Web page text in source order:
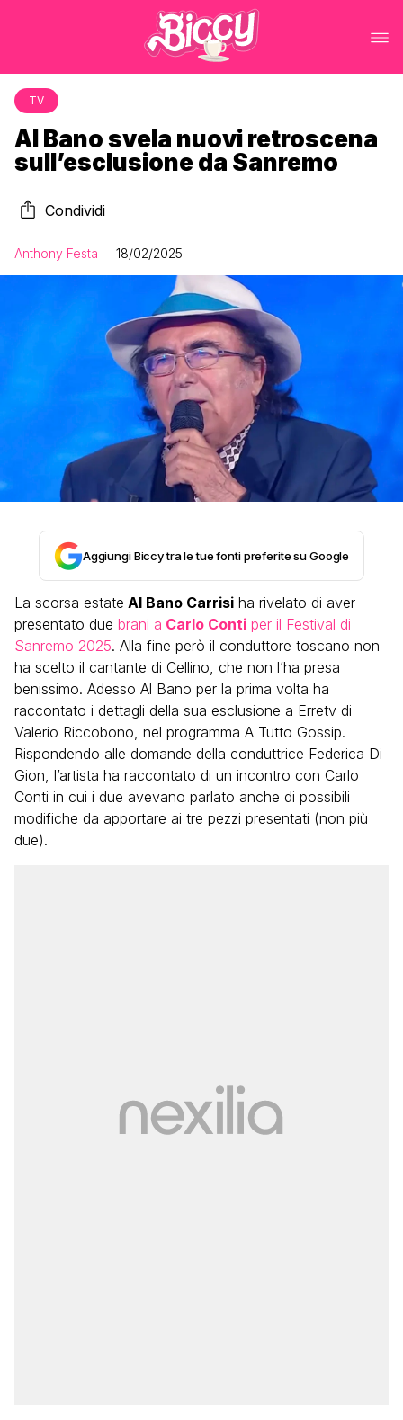
TV
Al Bano svela nuovi retroscena
sull’esclusione da Sanremo
Condividi
Anthony Festa 18/02/2025
Aggiungi Biccy tra le tue fonti preferite su Google
La scorsa estate Al Bano Carrisi ha rivelato di aver
presentato due brani a Carlo Conti per il Festival di
Sanremo 2025. Alla fine però il conduttore toscano non
ha scelto il cantante di Cellino, che non l’ha presa
benissimo. Adesso Al Bano per la prima volta ha
raccontato i dettagli della sua esclusione a Erretv di
Valerio Riccobono, nel programma A Tutto Gossip.
Rispondendo alle domande della conduttrice Federica Di
Gion, l’artista ha raccontato di un incontro con Carlo
Conti in cui i due avevano parlato anche di possibili
modifiche da apportare ai tre pezzi presentati (non più
due).